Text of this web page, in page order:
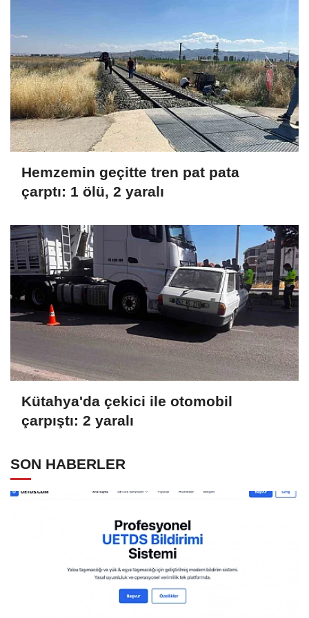
Hemzemin geçitte tren pat pata
çarptı: 1 ölü, 2 yaralı
Kütahya'da çekici ile otomobil
çarpıştı: 2 yaralı
SON HABERLER